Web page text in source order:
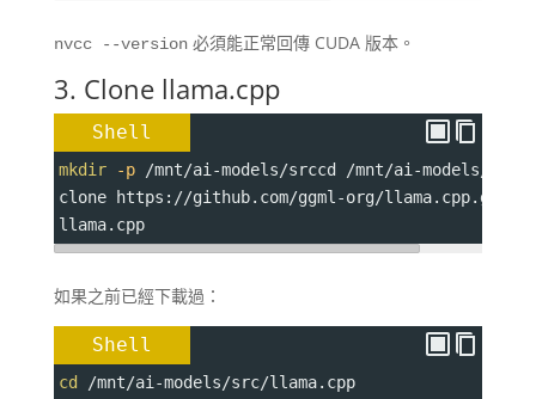
nvcc --version必須能正常回傳 CUDA 版本。
3. Clone llama.cpp
Shell
mkdir -p /mnt/ai-models/srccd /mnt/ai-models/
clone https://github.com/ggml-org/llama.cpp.gitcd
llama.cpp
如果之前已經下載過：
Shell
cd
/mnt/ai-models/src/llama.cpp